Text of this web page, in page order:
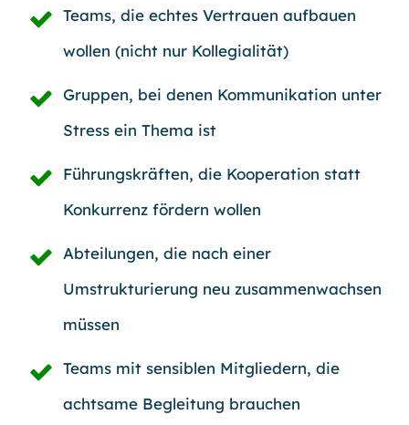
Teams, die echtes Vertrauen aufbauen
wollen (nicht nur Kollegialität)
Gruppen, bei denen Kommunikation unter
Stress ein Thema ist
Führungskräften, die Kooperation statt
Konkurrenz fördern wollen
Abteilungen, die nach einer
Umstrukturierung neu zusammenwachsen
müssen
Teams mit sensiblen Mitgliedern, die
achtsame Begleitung brauchen